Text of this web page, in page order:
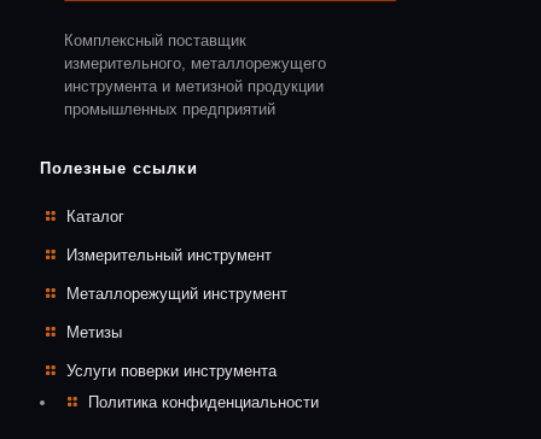
Комплексный поставщик
измерительного, металлорежущего
инструмента и метизной продукции
промышленных предприятий
Полезные ссылки
Каталог
Измерительный инструмент
Металлорежущий инструмент
Метизы
Услуги поверки инструмента
Политика конфиденциальности